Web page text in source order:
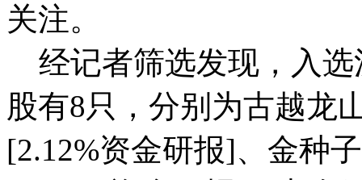
关注。
经记者筛选发现，入选
股有8只，分别为古越龙
[2.12%资金研报]、金种